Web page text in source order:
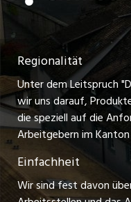
Festanstellungen
Temporäre Jobs
Freelance Jobs
Praktikum-Jobs
Lehrstellen
Ferienjobs
Nutzungsbedingungen
Impressum
Stellenmeldepflicht
zentraljob.ch
myjob.ch
schaffu.ch (VS)
ajourjob.ch
limmattalerzeitung.ch
Regionalität
Unter dem Leitspruch
wir uns darauf,
die speziell auf die
Arbeitgebern im
Einfachheit
Wir sind fest davon